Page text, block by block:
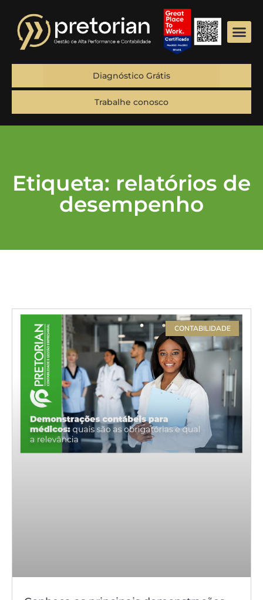
Diagnóstico Grátis
Trabalhe conosco
Etiqueta: relatórios de
desempenho
CONTABILIDADE